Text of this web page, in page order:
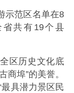
示范区名单在8
共有19个县
区历史文化底
商埠”的美誉。
具潜力景区民